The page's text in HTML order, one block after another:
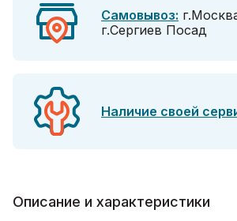
Самовывоз:
г.Сергиев Посад
Наличие своей
Описание и характеристики